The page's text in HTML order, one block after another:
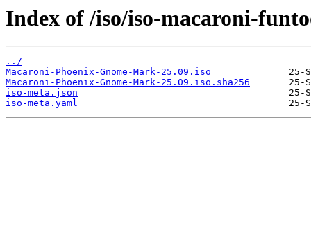
Index of /iso/iso-macaroni-
../
Macaroni-Phoenix-Gnome-Mark-25.09.iso
Macaroni-Phoenix-Gnome-Mark-25.09.iso.sha256
iso-meta.json
iso-meta.yaml